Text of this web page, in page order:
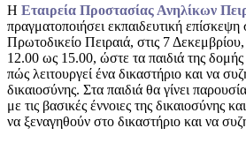
Η Εταιρεία Προστασίας Ανηλίκων
πραγματοποιήσει εκπαιδευτική επίσκεψη
Πρωτοδικείο Πειραιά, στις 7
12.00 ως 15.00, ώστε τα παιδιά της
πώς λειτουργεί ένα δικαστήριο και να
δικαιοσύνης. Στα παιδιά θα γίνει
με τις βασικές έννοιες της δικαιοσύνης
να ξεναγηθούν στο δικαστήριο και να